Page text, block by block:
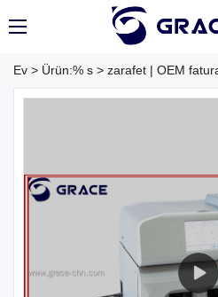
Ev > Ürün:% s > zarafet | OEM